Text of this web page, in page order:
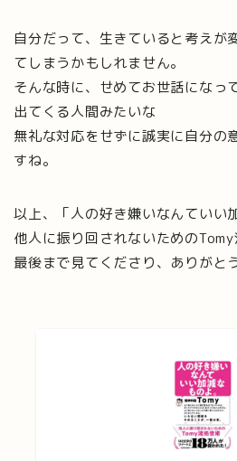
自分だって、生きていると考えが
てしまうかもしれません。
そんな時に、せめてお世話になっ
出てくる人間みたいな
無礼な対応をせずに誠実に自分の
すね。
以上、「人の好き嫌いなんていい
他人に振り回されないための
最後まで見てくださり、ありがと